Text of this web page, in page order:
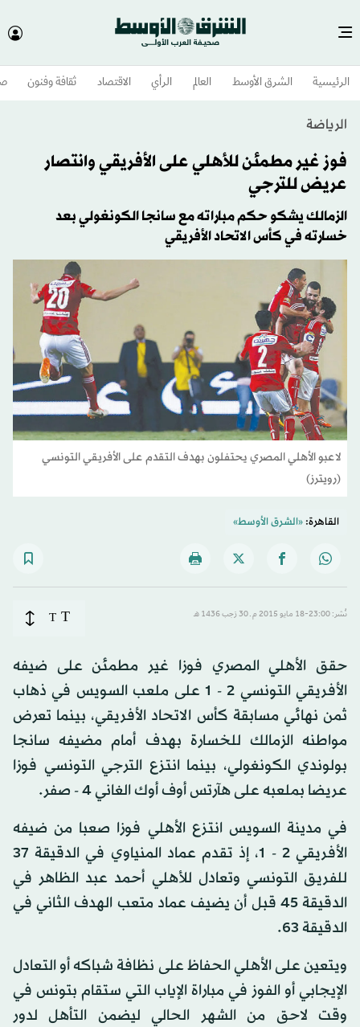
الرئيسية الشرق الأوسط​ العالم الرأي الاقتصاد ثقافة وفنون
الرياضة
فوز غير مطمئن للأهلي على الأفريقي وانتصار
عريض للترجي
الزمالك يشكو حكم مباراته مع سانجا الكونغولي بعد
خسارته في كأس الاتحاد الأفريقي
لاعبو الأهلي المصري يحتفلون بهدف التقدم على الأفريقي التونسي
(رويترز)
القاهرة:«الشرق الأوسط»
نُشر: 23:00-18 مايو 2015 م ـ 30 رَجب 1436 هـ T
T
حقق الأهلي المصري فوزا غير مطمئن على ضيفه
الأفريقي التونسي 2 - 1 على ملعب السويس في ذهاب
ثمن نهائي مسابقة كأس الاتحاد الأفريقي، بينما تعرض
مواطنه الزمالك للخسارة بهدف أمام مضيفه سانجا
بولوندي الكونغولي، بينما انتزع الترجي التونسي فوزا
عريضا بملعبه على هآرتس أوف أوك الغاني 4 - صفر.
في مدينة السويس انتزع الأهلي فوزا صعبا من ضيفه
الأفريقي 2 - 1، إذ تقدم عماد المنياوي في الدقيقة 37
للفريق التونسي وتعادل للأهلي أحمد عبد الظاهر في
الدقيقة 45 قبل أن يضيف عماد متعب الهدف الثاني في
الدقيقة 63.
ويتعين على الأهلي الحفاظ على نظافة شباكه أو التعادل
الإيجابي أو الفوز في مباراة الإياب التي ستقام بتونس في
وقت لاحق من الشهر الحالي ليضمن التأهل لدور